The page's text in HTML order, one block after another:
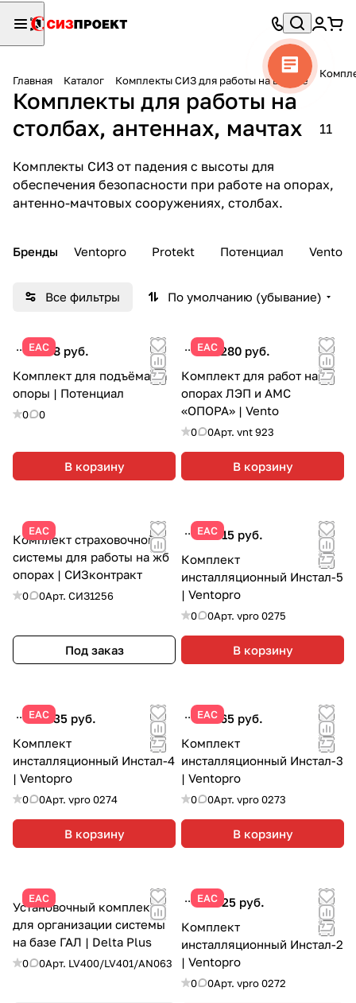
Главная Каталог Комплекты СИЗ для работы на высоте
Комплекты для работы на
столбах, антеннах, мачтах
11
Комплекты СИЗ от падения с высоты для
обеспечения безопасности при работе на опорах,
антенно-мачтовых сооружениях, столбах.
Бренды Ventopro Protekt Потенциал Vento
Все фильтры По умолчанию (убывание)
ЕАС
5 088 руб.
Комплект для подъёма на
опоры | Потенциал
0 0
В корзину
ЕАС
135 280 руб.
Комплект для работ на
опорах ЛЭП и АМС
«ОПОРА» | Vento
0 0Арт. vnt 923
В корзину
ЕАС
Комплект страховочной
системы для работы на жб
опорах | СИЗконтракт
0 0Арт. СИЗ1256
Под заказ
ЕАС
93 315 руб.
Комплект
инсталляционный Инстал-5
| Ventopro
0 0Арт. vpro 0275
В корзину
ЕАС
68 235 руб.
Комплект
инсталляционный Инстал-4
| Ventopro
0 0Арт. vpro 0274
В корзину
ЕАС
81 965 руб.
Комплект
инсталляционный Инстал-3
| Ventopro
0 0Арт. vpro 0273
В корзину
ЕАС
Установочный комплект
для организации системы
на базе ГАЛ | Delta Plus
0 0Арт. LV400/LV401/AN063
ЕАС
68 325 руб.
Комплект
инсталляционный Инстал-2
| Ventopro
0 0Арт. vpro 0272